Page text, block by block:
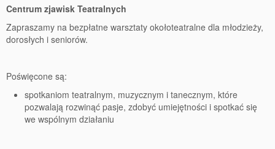
30 lat Galerii Sztuki w Mosinie
77 Dekad Miasta Poznania
Kontakt
Centrum zjawisk Teatralnych
Zapraszamy na bezpłatne warsztaty okołoteatralne dla młodzieży,
dorosłych i seniorów.
Poświęcone są:
spotkaniom teatralnym, muzycznym i tanecznym, które
pozwalają rozwinąć pasje, zdobyć umiejętności i spotkać się
we wspólnym działaniu